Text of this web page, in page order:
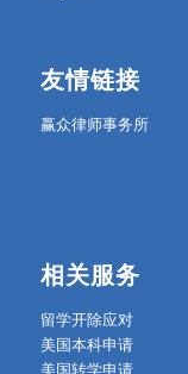
友情链接
赢众律师事务所
相关服务
留学开除应对
美国本科申请
美国转学申请